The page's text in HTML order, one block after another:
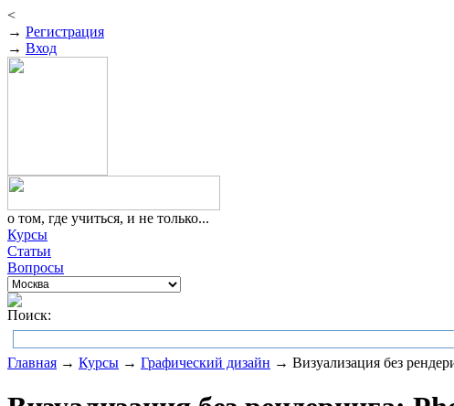
<
→ Регистрация
→ Вход
о том, где учиться, и не только...
Курсы
Статьи
Вопросы
Поиск:
Главная → Курсы → Графический дизайн → Визуализация без